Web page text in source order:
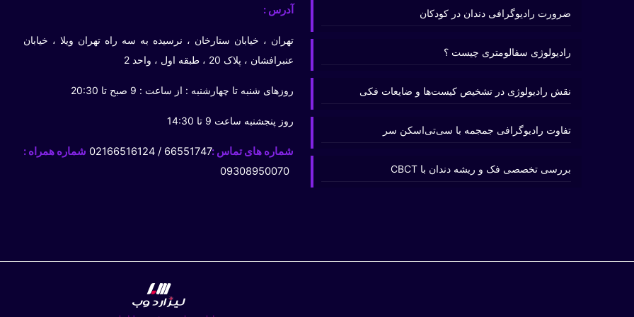
ضرورت رادیوگرافی دندان در کودکان
رادیولوژی سفالومتری چیست ؟
نقش رادیولوژی در تشخیص کیست‌ها و ضایعات فکی
تفاوت رادیوگرافی جمجمه با سی‌تی‌اسکن سر
بررسی تخصصی فک و ریشه دندان با CBCT
آدرس :
تهران ، خیابان ستارخان ، نرسیده به سه راه تهران ویلا ، خیابان
عنبرافشان ، پلاک 20 ، طبقه اول ، واحد 2
روزهای شنبه تا چهارشنبه : از ساعت : 9 صبح تا 20:30
روز پنجشنبه ساعت 9 تا 14:30
شماره های تماس :66551747 / 02166516124
شماره همراه :
09308950070